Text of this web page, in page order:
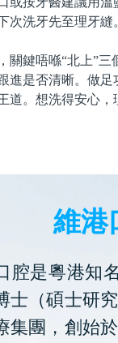
次洗牙先至理牙縫
鍵唔喺“北上”三
進是否清晰。做
道。想洗得安心，
維港
腔是粵港知
士（碩士研
集團，創始